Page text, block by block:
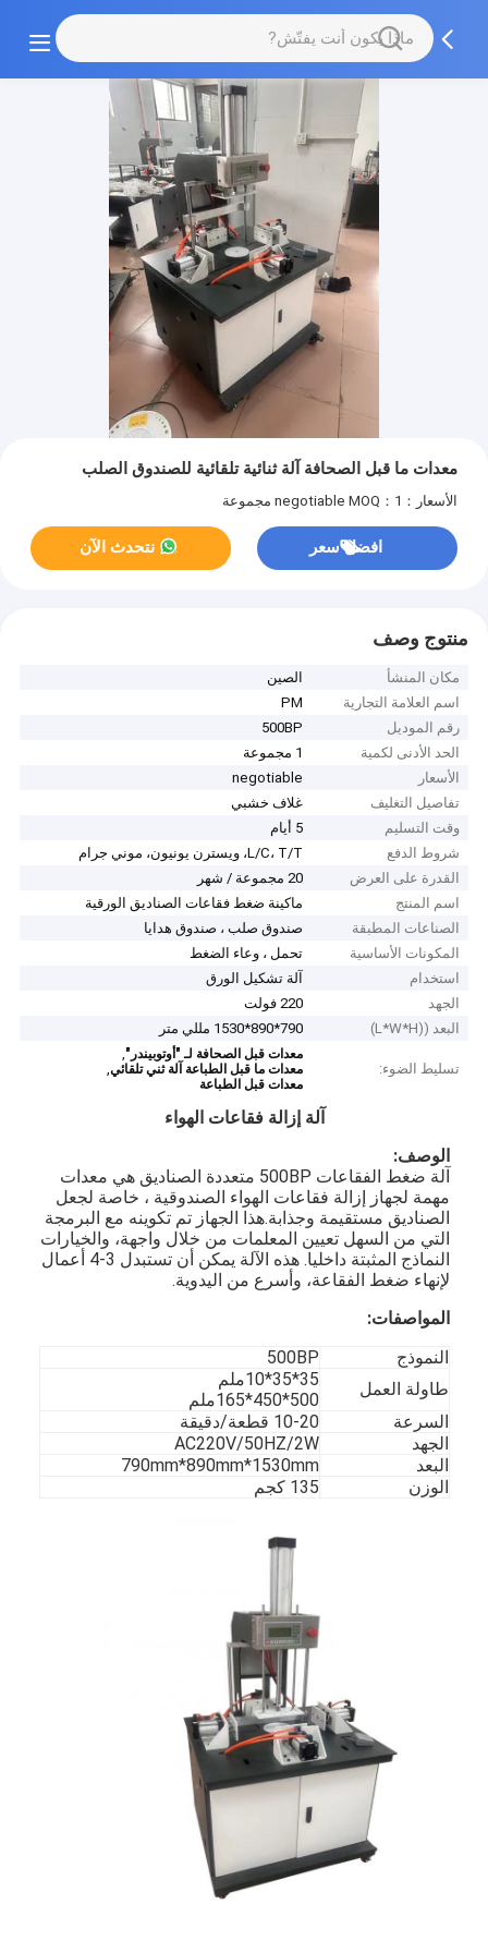
معدات ما قبل الصحافة آلة ثنائية تلقائية للصندوق الصلب
الأسعار：negotiable MOQ：1 مجموعة
افضل سعر نتحدث الآن
منتوج وصف
مكان المنشأ
الصين
اسم العلامة التجارية
PM
رقم الموديل
500BP
الحد الأدنى لكمية
1 مجموعة
الأسعار
negotiable
تفاصيل التغليف
غلاف خشبي
وقت التسليم
5 أيام
شروط الدفع
L/C، T/T، ويسترن يونيون، موني جرام
القدرة على العرض
20 مجموعة / شهر
اسم المنتج
ماكينة ضغط فقاعات الصناديق الورقية
الصناعات المطبقة
صندوق صلب ، صندوق هدايا
المكونات الأساسية
تحمل ، وعاء الضغط
استخدام
آلة تشكيل الورق
الجهد
220 فولت
البعد ((L*W*H)
790*890*1530 مللي متر
تسليط الضوء:
معدات قبل الصحافة لـ "أوتوبيندر",
معدات ما قبل الطباعة آلة ثني تلقائي,
معدات قبل الطباعة
آلة إزالة فقاعات الهواء
الوصف:
آلة ضغط الفقاعات 500BP متعددة الصناديق هي معدات
مهمة لجهاز إزالة فقاعات الهواء الصندوقية ، خاصة لجعل
الصناديق مستقيمة وجذابة.هذا الجهاز تم تكوينه مع البرمجة
التي من السهل تعيين المعلمات من خلال واجهة، والخيارات
النماذج المثبتة داخليا. هذه الآلة يمكن أن تستبدل 3-4 أعمال
لإنهاء ضغط الفقاعة، وأسرع من اليدوية.
المواصفات:
النموذج
500BP
طاولة العمل
35*35*10ملم
500*450*165ملم
السرعة
10-20 قطعة/دقيقة
الجهد
AC220V/50HZ/2W
البعد
790mm*890mm*1530mm
الوزن
135 كجم